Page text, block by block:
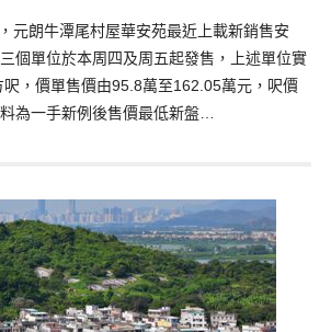
元朗牛潭尾村屋華安苑最近上載新銷售安
個單位於本周四及周五起發售，上述單位實
，價單售價由95.8萬至162.05萬元，呎價
為一手新例後售價最低新盤…